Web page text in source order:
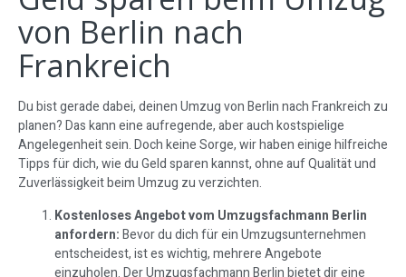
von Berlin nach
Frankreich
Du bist gerade dabei, deinen Umzug von Berlin nach Frankreich zu
planen? Das kann eine aufregende, aber auch kostspielige
Angelegenheit sein. Doch keine Sorge, wir haben einige hilfreiche
Tipps für dich, wie du Geld sparen kannst, ohne auf Qualität und
Zuverlässigkeit beim Umzug zu verzichten.
Kostenloses Angebot vom Umzugsfachmann Berlin
anfordern:Bevor du dich für ein Umzugsunternehmen
entscheidest, ist es wichtig, mehrere Angebote
einzuholen. Der Umzugsfachmann Berlin bietet dir eine